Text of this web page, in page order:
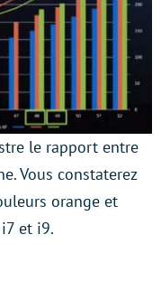
le rapport entre
Vous constaterez
orange et
et i9.